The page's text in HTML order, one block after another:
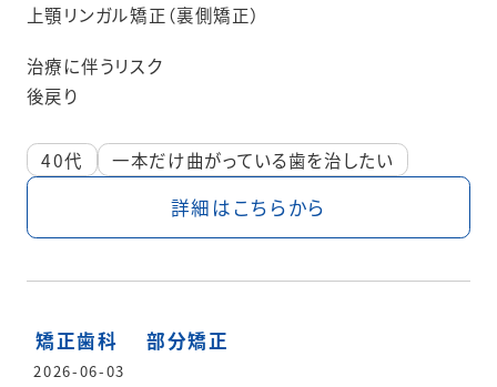
上顎リンガル矯正（裏側矯正）
治療に伴うリスク
後戻り
40代 一本だけ曲がっている歯を治したい
詳細はこちらから
矯正歯科 部分矯正
2026-06-03